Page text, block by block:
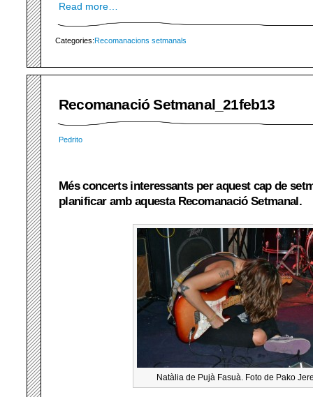
Read more…
Categories: Recomanacions setmanals
Recomanació Setmanal_21feb13
Pedrito
Més concerts interessants per aquest cap de
planificar amb aquesta Recomanació Setmanal.
Natàlia de Pujà Fasuà. Foto de Pako